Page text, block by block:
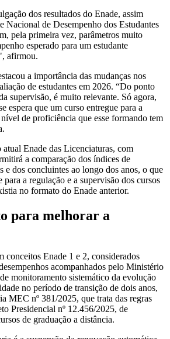
dos resultados do Enade, assim
Nacional de Desempenho dos Estudantes
pela primeira vez, parâmetros muito
esperado para um estudante
afirmou.
a importância das mudanças nos
de estudantes em 2026. “Do ponto
supervisão, é muito relevante. Só agora,
espera que um curso entregue para a
de proficiência que esse formando tem
Enade das Licenciaturas, com
a comparação dos índices de
e dos concluintes ao longo dos anos, o que
a regulação e a supervisão dos cursos
no formato do Enade anterior.
para melhorar a
conceitos Enade 1 e 2, considerados
acompanhados pelo Ministério
monitoramento sistemático da evolução
no período de transição de dois anos,
MEC nº 381/2025, que trata das regras
Presidencial nº 12.456/2025, de
de graduação a distância.